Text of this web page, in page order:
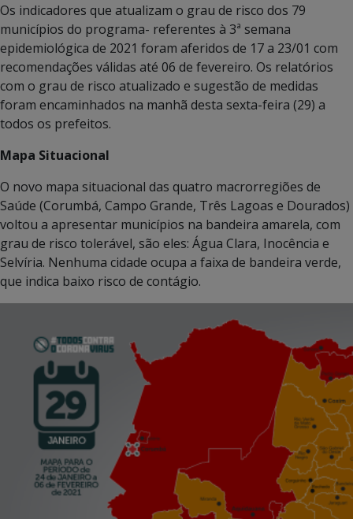
Os indicadores que atualizam o grau de risco dos 79
municípios do programa- referentes à 3ª semana
epidemiológica de 2021 foram aferidos de 17 a 23/01 com
recomendações válidas até 06 de fevereiro. Os relatórios
com o grau de risco atualizado e sugestão de medidas
foram encaminhados na manhã desta sexta-feira (29) a
todos os prefeitos.
Mapa Situacional
O novo mapa situacional das quatro macrorregiões de
Saúde (Corumbá, Campo Grande, Três Lagoas e Dourados)
voltou a apresentar municípios na bandeira amarela, com
grau de risco tolerável, são eles: Água Clara, Inocência e
Selvíria. Nenhuma cidade ocupa a faixa de bandeira verde,
que indica baixo risco de contágio.